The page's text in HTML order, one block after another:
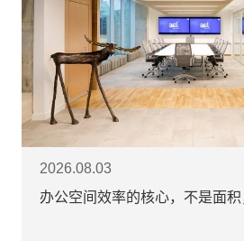
2026.08.03
办公空间效率的核心，不是面